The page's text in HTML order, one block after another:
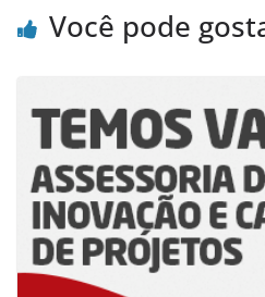
Você pode